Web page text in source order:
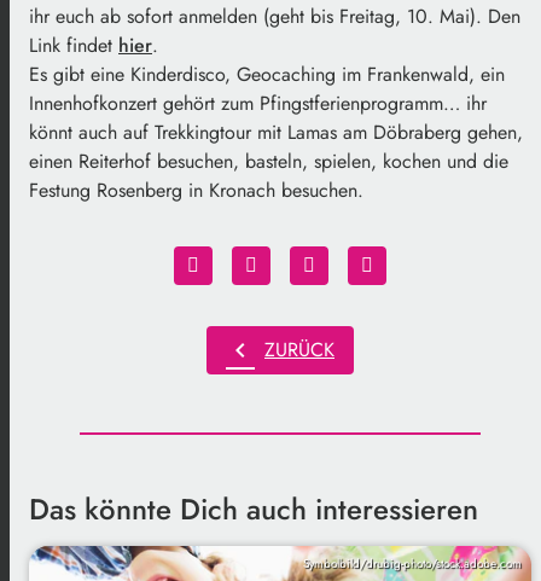
ihr euch ab sofort anmelden (geht bis Freitag, 10. Mai). Den
Link findet hier.
Es gibt eine Kinderdisco, Geocaching im Frankenwald, ein
Innenhofkonzert gehört zum Pfingstferienprogramm… ihr
könnt auch auf Trekkingtour mit Lamas am Döbraberg gehen,
einen Reiterhof besuchen, basteln, spielen, kochen und die
Festung Rosenberg in Kronach besuchen.
chevron_left ZURÜCK
Das könnte Dich auch interessieren
Symbolbild/drubig-photo/stock.adobe.com